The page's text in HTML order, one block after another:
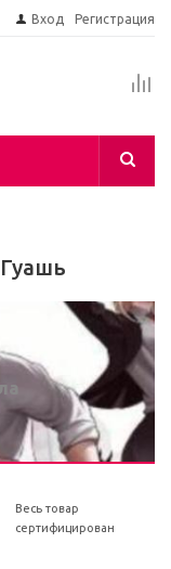
Вход Регистрация
Весь товар
сертифицирован